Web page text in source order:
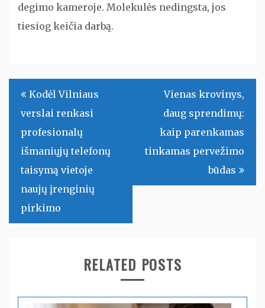
degimo kameroje. Molekulės nedingsta, jos
tiesiog keičia darbą.
Navigacija
tarp
įrašų
Kodėl Vilniaus
verslai renkasi
profesionalų
išmaniųjų telefonų
taisymą vietoje
naujų įrenginių
pirkimo
Vienas krovinys,
daug sprendimų:
kaip parenkamas
tinkamas pervežimo
būdas
RELATED POSTS